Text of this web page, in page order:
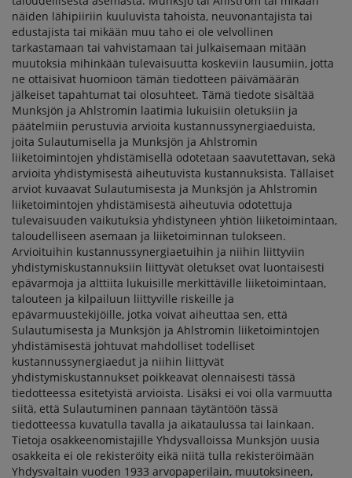
näiden lähipiiriin kuuluvista tahoista, neuvonantajista tai
edustajista tai mikään muu taho ei ole velvollinen
tarkastamaan tai vahvistamaan tai julkaisemaan mitään
muutoksia mihinkään tulevaisuutta koskeviin lausumiin, jotta
ne ottaisivat huomioon tämän tiedotteen päivämäärän
jälkeiset tapahtumat tai olosuhteet. Tämä tiedote sisältää
Munksjön ja Ahlstromin laatimia lukuisiin oletuksiin ja
päätelmiin perustuvia arvioita kustannussynergiaeduista,
joita Sulautumisella ja Munksjön ja Ahlstromin
liiketoimintojen yhdistämisellä odotetaan saavutettavan, sekä
arvioita yhdistymisestä aiheutuvista kustannuksista. Tällaiset
arviot kuvaavat Sulautumisesta ja Munksjön ja Ahlstromin
liiketoimintojen yhdistämisestä aiheutuvia odotettuja
tulevaisuuden vaikutuksia yhdistyneen yhtiön liiketoimintaan,
taloudelliseen asemaan ja liiketoiminnan tulokseen.
Arvioituihin kustannussynergiaetuihin ja niihin liittyviin
yhdistymiskustannuksiin liittyvät oletukset ovat luontaisesti
epävarmoja ja alttiita lukuisille merkittäville liiketoimintaan,
talouteen ja kilpailuun liittyville riskeille ja
epävarmuustekijöille, jotka voivat aiheuttaa sen, että
Sulautumisesta ja Munksjön ja Ahlstromin liiketoimintojen
yhdistämisestä johtuvat mahdolliset todelliset
kustannussynergiaedut ja niihin liittyvät
yhdistymiskustannukset poikkeavat olennaisesti tässä
tiedotteessa esitetyistä arvioista. Lisäksi ei voi olla varmuutta
siitä, että Sulautuminen pannaan täytäntöön tässä
tiedotteessa kuvatulla tavalla ja aikataulussa tai lainkaan.
Tietoja osakkeenomistajille Yhdysvalloissa Munksjön uusia
osakkeita ei ole rekisteröity eikä niitä tulla rekisteröimään
Yhdysvaltain vuoden 1933 arvopaperilain, muutoksineen,